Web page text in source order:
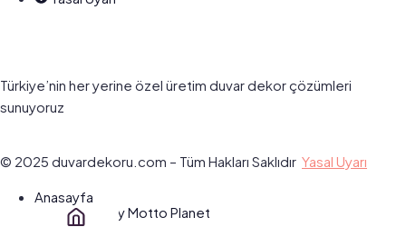
Türkiye’nin her yerine özel üretim duvar dekor çözümleri
sunuyoruz
© 2025 duvardekoru.com – Tüm Hakları Saklıdır Yasal Uyarı
Designed With ♥️ By Motto Planet
Anasayfa